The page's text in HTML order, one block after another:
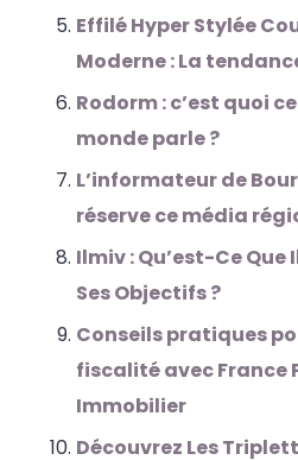
Effilé Hyper Stylée
Moderne : La
Rodorm : c’est quoi
monde parle ?
L’informateur de
réserve ce média
Ilmiv : Qu’est-Ce Que
Ses Objectifs ?
Conseils pratiques
fiscalité avec France
Immobilier
Découvrez Les